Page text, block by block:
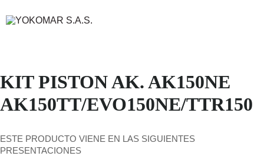
KIT PISTON AK. AK150NE
AK150TT/EVO150NE/TTR150
ESTE PRODUCTO VIENE EN LAS SIGUIENTES
PRESENTACIONES